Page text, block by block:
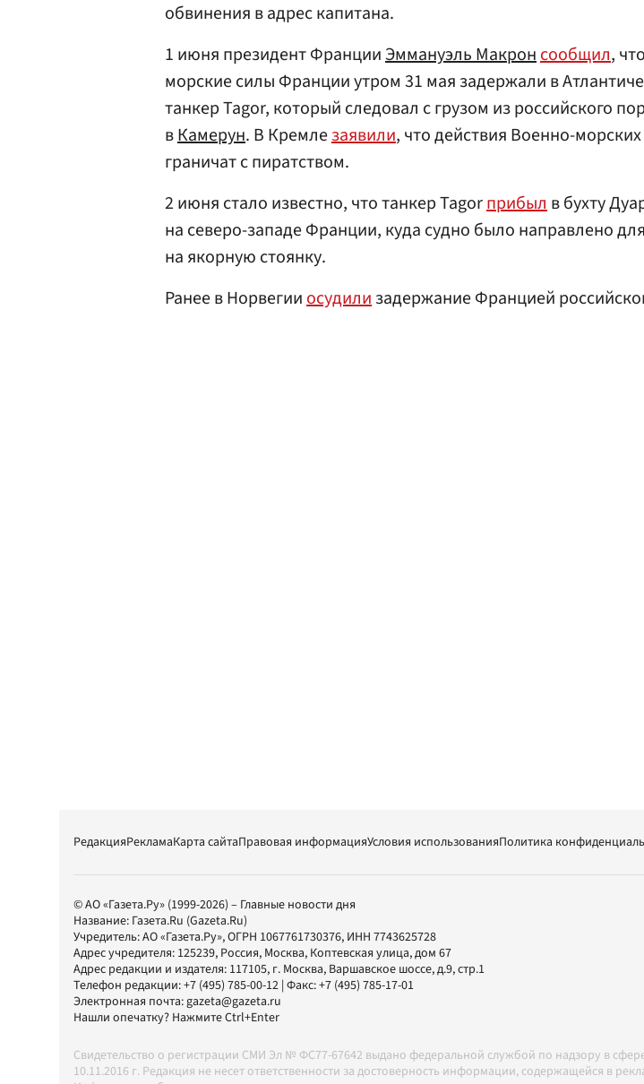
обвинения в адрес капитана.
1 июня президент ФранцииЭммануэль Макронсообщил,
морские силы Франции утром 31 мая задержали в
танкер Tagor, который следовал с грузом из российского
вКамерун. В Кремлезаявили, что действия Военно-
граничат с пиратством.
2 июня стало известно, что танкер Tagorприбылв бухту
на северо-западе Франции, куда судно было направлено
на якорную стоянку.
Ранее в Норвегииосудилизадержание Францией
РедакцияРекламаКарта сайтаПравовая информацияУсловия использованияПолитика
© АО «Газета.Ру» (1999-2026) – Главные новости дня
Название: Газета.Ru (Gazeta.Ru)
Учредитель:АО «Газета.Ру», ОГРН 1067761730376, ИНН 7743625728
Адрес учредителя: 125239, Россия, Москва, Коптевская улица, дом 67
Адрес редакции и издателя: 117105, г. Москва, Варшавское шоссе, д.9, стр.1
Телефон редакции:+7 (495) 785-00-12 | Факс:+7 (495) 785-17-01
Электронная почта:gazeta@gazeta.ru
Нашли опечатку? Нажмите Ctrl+Enter
Свидетельство о регистрации СМИ Эл № ФС77-67642 выдано федеральной службой по надзору в
10.11.2016 г. Редакция не несет ответственности за достоверность информации, содержащейся в